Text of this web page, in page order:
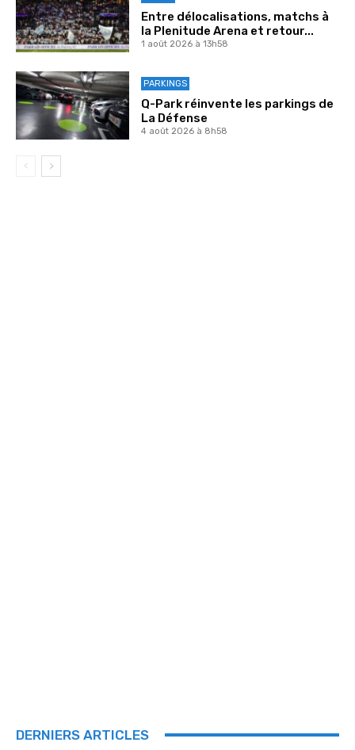
Entre délocalisations, matchs à
la Plenitude Arena et retour...
1 août 2026 à 13h58
PARKINGS
Q-Park réinvente les parkings de
La Défense
4 août 2026 à 8h58
DERNIERS ARTICLES